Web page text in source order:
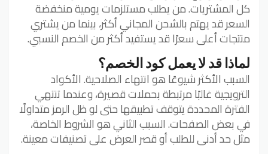
كل المشتريات. من يطلب مستلزمات يومية منخفضة
السعر قد يهتم بالشحن المجاني أكثر، بينما من يشتري
منتجات أعلى سعرًا قد يستفيد أكثر من الخصم النسبي.
لماذا قد لا يعمل كود الخصم؟
السبب الأكثر شيوعًا هو انتهاء الصلاحية. الأكواد
الترويجية غالبًا مرتبطة بحملات قصيرة، وعندما تنتهي
الفترة المحددة يتوقف تطبيقها حتى لو ظل الرمز متداولًا
في بعض الصفحات. السبب الثاني هو الشروط الخاصة،
مثل حد أدنى للطلب أو قصر العرض على تصنيفات معينة.